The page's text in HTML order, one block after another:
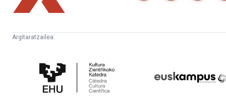
Argitaratzailea:
Zientifikoko
Katedra